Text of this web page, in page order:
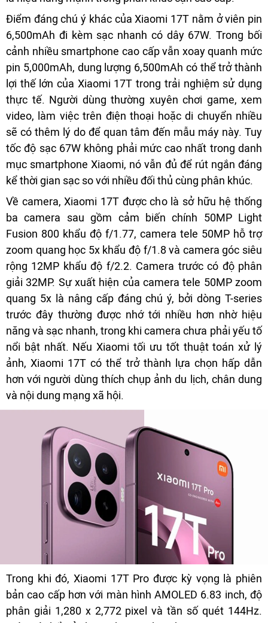
Điểm đáng chú ý khác của Xiaomi 17T nằm ở viên pin
6,500mAh đi kèm sạc nhanh có dây 67W. Trong bối
cảnh nhiều smartphone cao cấp vẫn xoay quanh mức
pin 5,000mAh, dung lượng 6,500mAh có thể trở thành
lợi thế lớn của Xiaomi 17T trong trải nghiệm sử dụng
thực tế. Người dùng thường xuyên chơi game, xem
video, làm việc trên điện thoại hoặc di chuyển nhiều
sẽ có thêm lý do để quan tâm đến mẫu máy này. Tuy
tốc độ sạc 67W không phải mức cao nhất trong danh
mục smartphone Xiaomi, nó vẫn đủ để rút ngắn đáng
kể thời gian sạc so với nhiều đối thủ cùng phân khúc.
Về camera, Xiaomi 17T được cho là sở hữu hệ thống
ba camera sau gồm cảm biến chính 50MP Light
Fusion 800 khẩu độ f/1.77, camera tele 50MP hỗ trợ
zoom quang học 5x khẩu độ f/1.8 và camera góc siêu
rộng 12MP khẩu độ f/2.2. Camera trước có độ phân
giải 32MP. Sự xuất hiện của camera tele 50MP zoom
quang 5x là nâng cấp đáng chú ý, bởi dòng T-series
trước đây thường được nhớ tới nhiều hơn nhờ hiệu
năng và sạc nhanh, trong khi camera chưa phải yếu tố
nổi bật nhất. Nếu Xiaomi tối ưu tốt thuật toán xử lý
ảnh, Xiaomi 17T có thể trở thành lựa chọn hấp dẫn
hơn với người dùng thích chụp ảnh du lịch, chân dung
và nội dung mạng xã hội.
Trong khi đó, Xiaomi 17T Pro được kỳ vọng là phiên
bản cao cấp hơn với màn hình AMOLED 6.83 inch, độ
phân giải 1,280 x 2,772 pixel và tần số quét 144Hz.